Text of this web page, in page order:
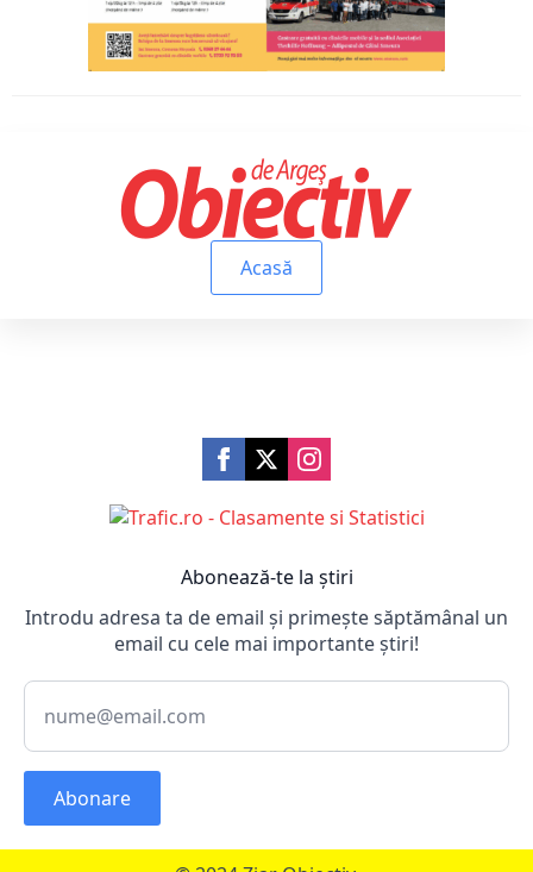
Acasă
Abonează-te la știri
Introdu adresa ta de email și primește săptămânal un
email cu cele mai importante știri!
Abonare